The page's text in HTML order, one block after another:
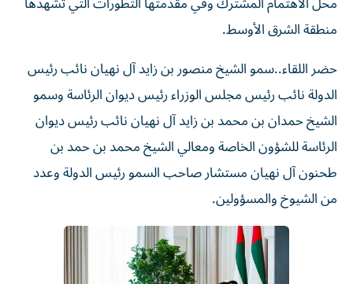
منطقة الشرق الأوسط.
حضر اللقاء..سمو الشيخ منصور بن زايد آل نهيان نائب رئيس
الدولة نائب رئيس مجلس الوزراء رئيس ديوان الرئاسة وسمو
الشيخ حمدان بن محمد بن زايد آل نهيان نائب رئيس ديوان
الرئاسة للشؤون الخاصة ومعالي الشيخ محمد بن حمد بن
طحنون آل نهيان مستشار صاحب السمو رئيس الدولة وعدد
من الشيوخ والمسؤولين.